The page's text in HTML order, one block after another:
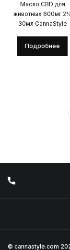
Масло CBD для
животных 600мг
30мл CannaStyle
Подробнее
© cannastyle.com